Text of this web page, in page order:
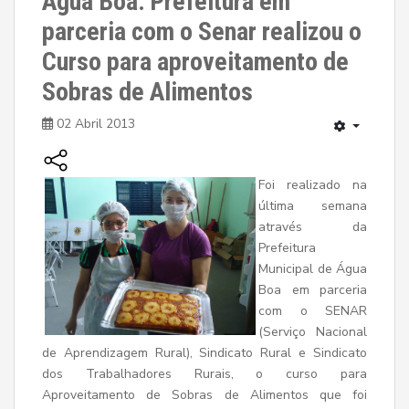
parceria com o Senar realizou o
Curso para aproveitamento de
Sobras de Alimentos
02 Abril 2013
Foi realizado na
última semana
através da
Prefeitura
Municipal de Água
Boa em parceria
com o SENAR
(Serviço Nacional
de Aprendizagem Rural), Sindicato Rural e Sindicato
dos Trabalhadores Rurais, o curso para
Aproveitamento de Sobras de Alimentos que foi